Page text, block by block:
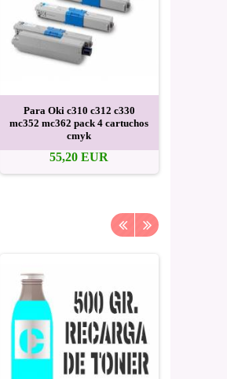
Para Oki c310 c312 c330
mc352 mc362 pack 4 cartuchos
cmyk
55,20 EUR